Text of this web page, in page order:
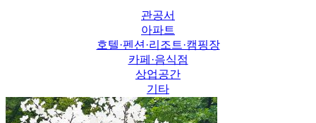
관공서
아파트
호텔·펜션·리조트·캠핑장
카페·음식점
상업공간
기타